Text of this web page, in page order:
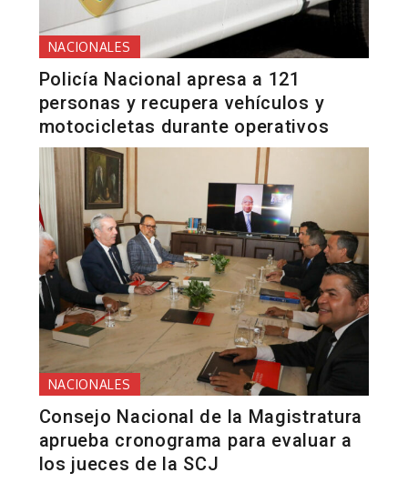
NACIONALES
Policía Nacional apresa a 121
personas y recupera vehículos y
motocicletas durante operativos
NACIONALES
Consejo Nacional de la Magistratura
aprueba cronograma para evaluar a
los jueces de la SCJ